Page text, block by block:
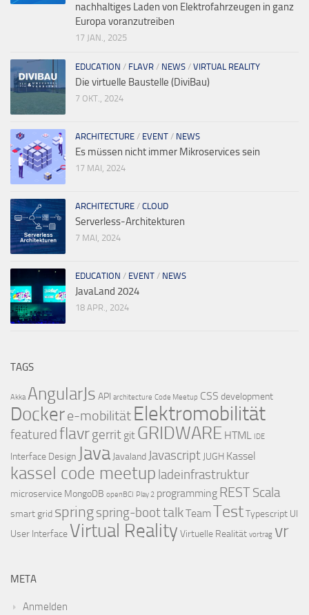
nachhaltiges Laden von Elektrofahrzeugen in ganz
Europa voranzutreiben
17 JAN., 2025
EDUCATION / FLAVR / NEWS / VIRTUAL REALITY
Die virtuelle Baustelle (DiviBau)
7 OKT., 2024
ARCHITECTURE / EVENT / NEWS
Es müssen nicht immer Mikroservices sein
17 MAI, 2024
ARCHITECTURE / CLOUD
Serverless-Architekturen
7 MAI, 2024
EDUCATION / EVENT / NEWS
JavaLand 2024
18 APR., 2024
TAGS
Akka AngularJs API architecture Code Meetup CSS development
Dockere-mobilität Elektromobilität
featured flavrgerrit git GRIDWARE HTML IDE
Interface Design Java Javaland Javascript JUGH Kassel
kassel code meetup ladeinfrastruktur
microservice MongoDB openBCI Play 2 programming RESTScala
smart grid springspring-boottalkTeamTestTypescript UI
User Interface Virtual Reality Virtuelle Realität vortrag vr
META
Anmelden